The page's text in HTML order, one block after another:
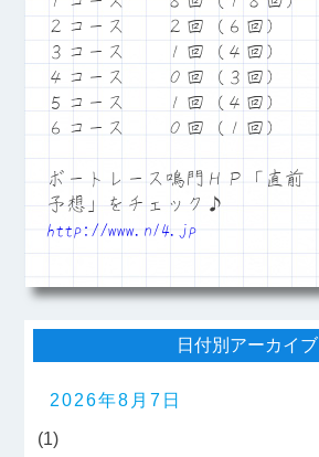
２コース ２回（６回）
３コース １回（４回）
４コース ０回（３回）
５コース １回（４回）
６コース ０回（１回）
ボートレース鳴門ＨＰ「直前
予想」をチェック♪
http://www.n14.jp
日付別アーカイブ
2026年8月7日
(1)